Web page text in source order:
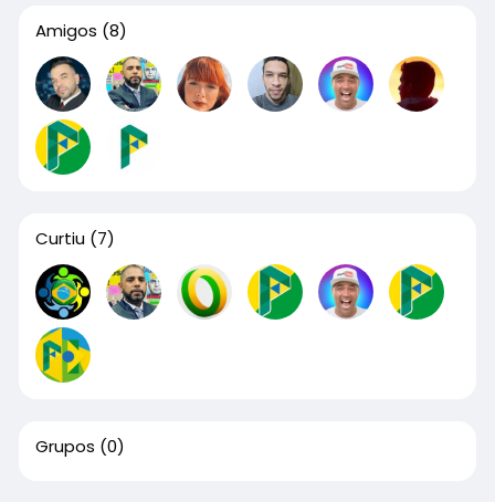
Amigos (8)
Curtiu (7)
Grupos (0)